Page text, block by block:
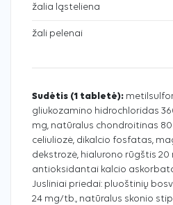
žalia ląsteliena
žali pelenai
Sudėtis (1 tabletė):
gliukozamino hidrochloridas
mg, natūralus chondroitinas
celiuliozė, dikalcio fosfatas,
dekstrozė, hialurono rūgštis 20
antioksidantai kalcio
Jusliniai priedai: pluoštinių
24 mg/tb., natūralus skonio